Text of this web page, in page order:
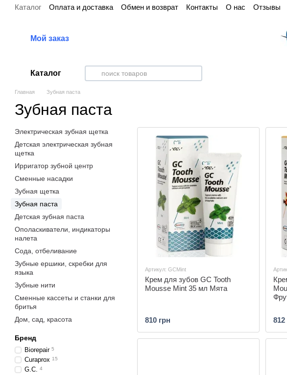
Перейти к основному контенту
Каталог Оплата и доставка Обмен и возврат Контакты О нас Отзывы
Мой заказ
Каталог
Главная Зубная паста
Зубная паста
Артикул: GCMint
Крем для зубов GC Tooth
Mousse Mint 35 мл Мята
810 грн 812
Электрическая зубная щетка
Детская электрическая зубная
щетка
Ирригатор зубной центр
Сменные насадки
Зубная щетка
Зубная паста
Детская зубная паста
Ополаскиватели, индикаторы
налета
Сода, отбеливание
Зубные ершики, скребки для
языка
Зубные нити
Сменные кассеты и станки для
бритья
Дом, сад, красота
Бренд
Biorepair 5
Curaprox 15
G.C. 4